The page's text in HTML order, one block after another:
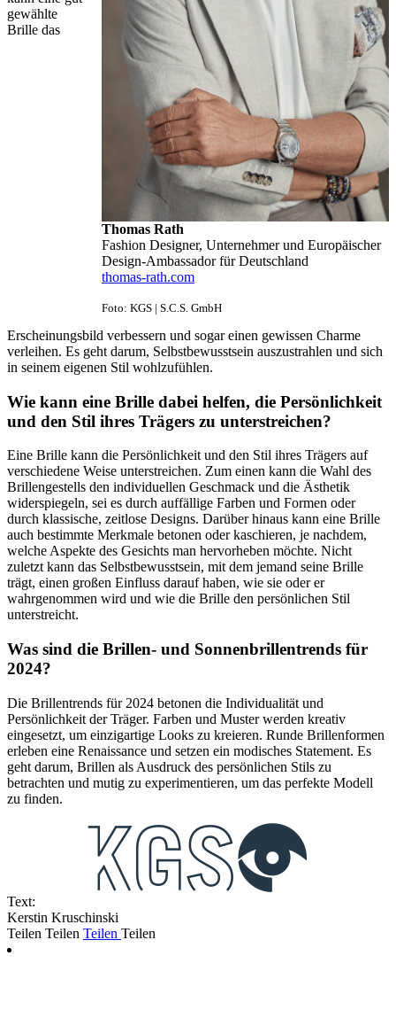
Thomas Rath
Fashion Designer, Unternehmer und Europäischer
Design-Ambassador für Deutschland
thomas-rath.com
Foto: KGS | S.C.S. GmbH
gewählte
Brille das
Erscheinungsbild verbessern und sogar einen gewissen Charme
verleihen. Es geht darum, Selbstbewusstsein auszustrahlen und sich
in seinem eigenen Stil wohlzufühlen.
Wie kann eine Brille dabei helfen, die Persönlichkeit
und den Stil ihres Trägers zu unterstreichen?
Eine Brille kann die Persönlichkeit und den Stil ihres Trägers auf
verschiedene Weise unterstreichen. Zum einen kann die Wahl des
Brillengestells den individuellen Geschmack und die Ästhetik
widerspiegeln, sei es durch auffällige Farben und Formen oder
durch klassische, zeitlose Designs. Darüber hinaus kann eine Brille
auch bestimmte Merkmale betonen oder kaschieren, je nachdem,
welche Aspekte des Gesichts man hervorheben möchte. Nicht
zuletzt kann das Selbstbewusstsein, mit dem jemand seine Brille
trägt, einen großen Einfluss darauf haben, wie sie oder er
wahrgenommen wird und wie die Brille den persönlichen Stil
unterstreicht.
Was sind die Brillen- und Sonnenbrillentrends für
2024?
Die Brillentrends für 2024 betonen die Individualität und
Persönlichkeit der Träger. Farben und Muster werden kreativ
eingesetzt, um einzigartige Looks zu kreieren. Runde Brillenformen
erleben eine Renaissance und setzen ein modisches Statement. Es
geht darum, Brillen als Ausdruck des persönlichen Stils zu
betrachten und mutig zu experimentieren, um das perfekte Modell
zu finden.
Text:
Kerstin Kruschinski
Teilen Teilen Teilen Teilen